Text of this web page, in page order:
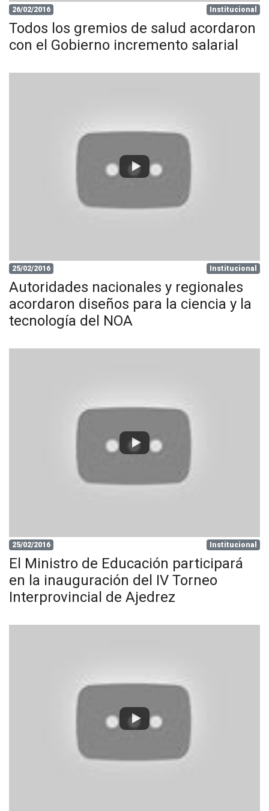
26/02/2016 Institucional
Todos los gremios de salud acordaron
con el Gobierno incremento salarial
25/02/2016 Institucional
Autoridades nacionales y regionales
acordaron diseños para la ciencia y la
tecnología del NOA
25/02/2016 Institucional
El Ministro de Educación participará
en la inauguración del IV Torneo
Interprovincial de Ajedrez